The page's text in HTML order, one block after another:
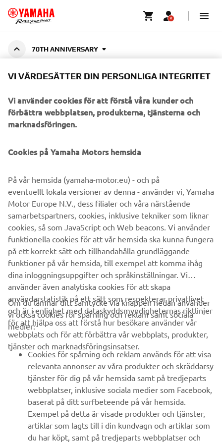
70TH ANNIVERSARY
70TH ANNIVERSARY
Celebrate 70 years of Yamaha Motor with the 70th
innovation, speed, and racing spirit. A special-e
FÖRETAG
B2B
UTFORSKA YAMAHA
FAQ & SUPPORT
NYHETSBREV
Bli först att ta del av de senaste erbjudandena, evenemangen,
nyheterna och mycket mer
PRENUMERERA
Läs vår integritetspolicy för att ta reda på hur vi behandlar dina
personuppgifter:Integritetspolicy
VI VÄRDESÄTTER DIN PERSONLIGA INTEGRITET
Vi använder cookies för att förstå våra kunder och
förbättra webbplatsen, produkterna, tjänsterna och
marknadsföringen.
Cookies på Yamaha Motors hemsida
På vår hemsida (yamaha-motor.eu) - och på
eventuellt lokala versioner av denna - använder vi, Yamaha
Motor Europe N.V., dess filialer och våra närstående
samarbetspartners, cookies, inklusive tekniker som liknar
cookies, så som JavaScript och Web beacons. Vi använder
funktionella cookies för att vår hemsida ska kunna fungera
på ett korrekt sätt och tillhandahålla grundläggande
funktioner på vår hemsida, till exempel att komma ihåg
dina inloggningsuppgifter och språkinställningar. Vi
använder även analytiska cookies för att skapa
användarstatistik på ett sätt som respekterar privatlivet
och är i enlighet med dataskyddsmyndigheternas riktlinjer
för att hjälpa oss att förstå hur besökare använder vår
webbplats och för att förbättra vår webbplats, produkter,
tjänster och marknadsföringsinsatser.
Om du lämnar ditt samtycke via knappen nedan använder
vi också cookies för spårning och reklam samt sociala
medier:
Cookies för spårning och reklam används för att visa
relevanta annonser av våra produkter och skräddarsy
tjänster för dig på vår hemsida samt på tredjeparts
webbplatser, inklusive sociala medier som Facebook,
baserat på ditt surfbeteende på vår hemsida.
Exempel på detta är visade produkter och tjänster,
artiklar som lagts till i din kundvagn och artiklar som
du har köpt, samt på tredjeparts webbplatser och